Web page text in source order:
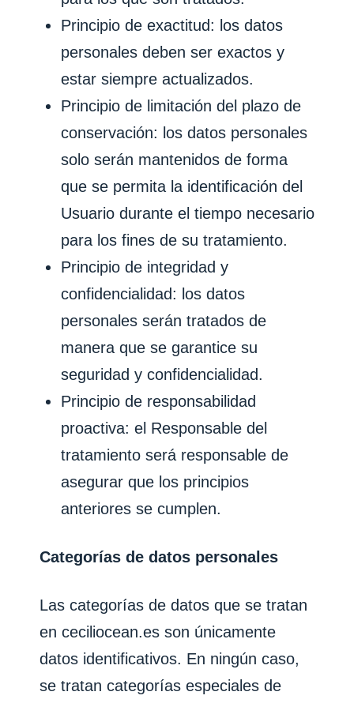
Principio de exactitud: los datos
personales deben ser exactos y
estar siempre actualizados.
Principio de limitación del plazo de
conservación: los datos personales
solo serán mantenidos de forma
que se permita la identificación del
Usuario durante el tiempo necesario
para los fines de su tratamiento.
Principio de integridad y
confidencialidad: los datos
personales serán tratados de
manera que se garantice su
seguridad y confidencialidad.
Principio de responsabilidad
proactiva: el Responsable del
tratamiento será responsable de
asegurar que los principios
anteriores se cumplen.
Categorías de datos personales
Las categorías de datos que se tratan
en ceciliocean.es son únicamente
datos identificativos. En ningún caso,
se tratan categorías especiales de